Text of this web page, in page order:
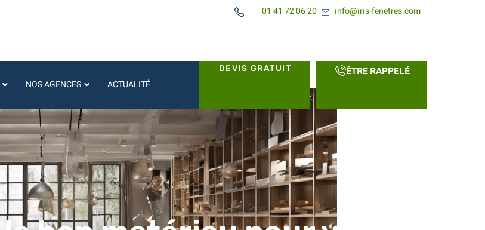
01 41 72 06 20 info@iris-fenetres.com
NOS AGENCES ACTUALITÉ
DEVIS GRATUIT ÊTRE RAPPELÉ